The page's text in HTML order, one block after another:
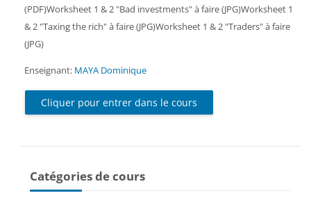
(PDF)Worksheet 1 & 2 "Bad investments" à faire (JPG)Worksheet 1
& 2 "Taxing the rich" à faire (JPG)Worksheet 1 & 2 "Traders" à faire
(JPG)
Enseignant: MAYA Dominique
Cliquer pour entrer dans le cours
Catégories de cours